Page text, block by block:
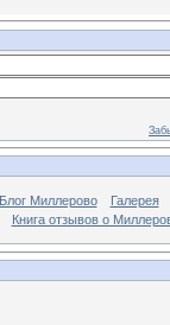
Блог Миллерово
Галерея
Книга отзывов о